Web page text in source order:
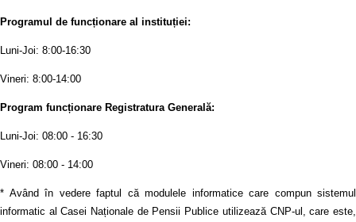
Programul de funcționare al instituției:
Luni-Joi: 8:00-16:30
Vineri: 8:00-14:00
Program funcționare Registratura Generală:
Luni-Joi: 08:00 - 16:30
Vineri: 08:00 - 14:00
* Având în vedere faptul că modulele informatice care compun sistemul
informatic al Casei Naționale de Pensii Publice utilizează CNP-ul, care este,